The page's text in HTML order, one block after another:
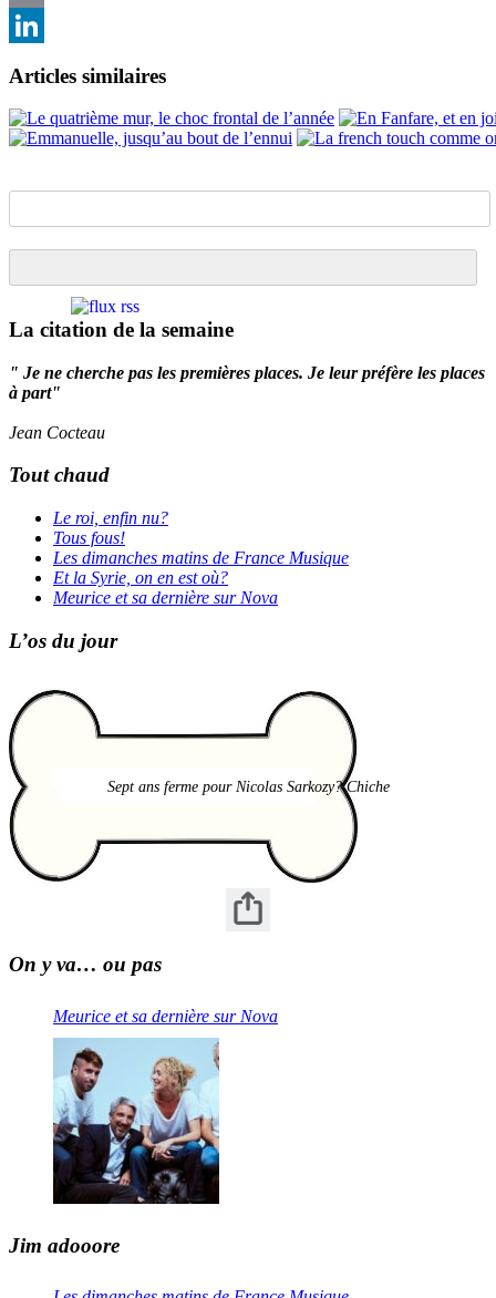
Email
Articles similaires
La citation de la semaine
" Je ne cherche pas les premières places. Je leur préfère les places
à part"
Jean Cocteau
Tout chaud
Le roi, enfin nu?
Tous fous!
Les dimanches matins de France Musique
Et la Syrie, on en est où?
Meurice et sa dernière sur Nova
L’os du jour
Sept ans ferme pour Nicolas Sarkozy? Chiche
On y va… ou pas
Meurice et sa dernière sur Nova
Jim adooore